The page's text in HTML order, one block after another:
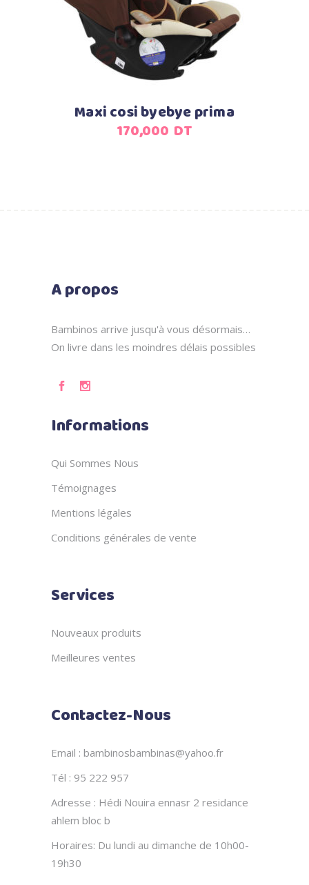
Maxi cosi byebye prima
170,000 DT
A propos
Bambinos arrive jusqu'à vous désormais…
On livre dans les moindres délais possibles
Informations
Qui Sommes Nous
Témoignages
Mentions légales
Conditions générales de vente
Services
Nouveaux produits
Meilleures ventes
Contactez-Nous
Email : bambinosbambinas@yahoo.fr
Tél : 95 222 957
Adresse : Hédi Nouira ennasr 2 residance
ahlem bloc b
Horaires: Du lundi au dimanche de 10h00-
19h30